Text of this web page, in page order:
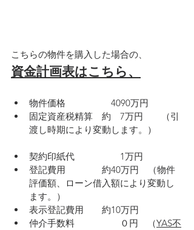
こちらの物件を購入した場合の、
資金計画表はこちら、
物件価格　　　　　4090万円
固定資産税精算　約　7万円　　（引
渡し時期により変動します。）
契約印紙代　　　　　1万円
登記費用　　　　約40万円　（物件
評価額、ローン借入額により変動し
ます。）
表示登記費用　　約10万円
仲介手数料　　　　　０円　（YAS不